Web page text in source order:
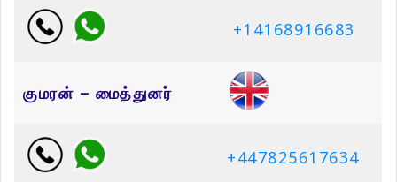
+14168916683
குமரன் – மைத்துனர்
+447825617634